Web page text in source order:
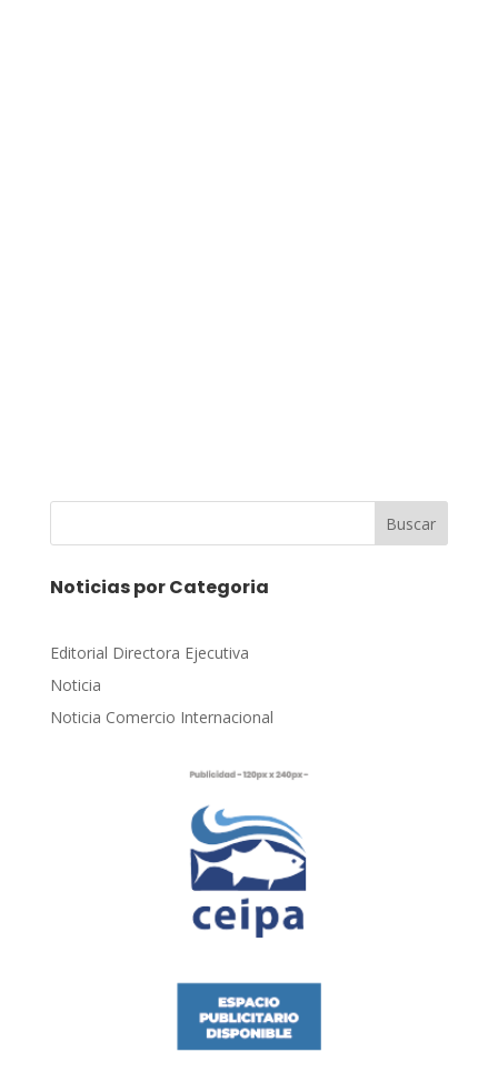
Buscar
Noticias por Categoria
Editorial Directora Ejecutiva
Noticia
Noticia Comercio Internacional